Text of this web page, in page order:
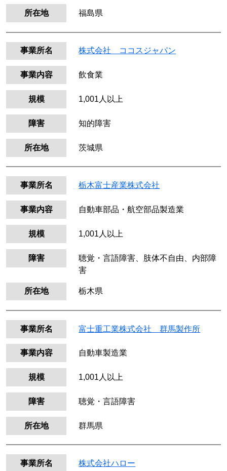
所在地 福島県
事業所名 株式会社 ココスジャパン
事業内容 飲食業
規模 1,001人以上
障害 知的障害
所在地 茨城県
事業所名 栃木富士産業株式会社
事業内容 自動車部品・航空部品製造業
規模 1,001人以上
障害
聴覚・言語障害、肢体不自由、内部障
害
所在地 栃木県
事業所名 富士重工業株式会社 群馬製作所
事業内容 自動車製造業
規模 1,001人以上
障害 聴覚・言語障害
所在地 群馬県
事業所名 株式会社ハロー